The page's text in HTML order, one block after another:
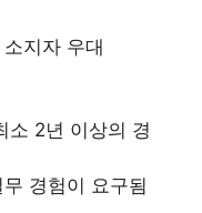
지자 우대
소 2년 이상의 경
경험이 요구됨